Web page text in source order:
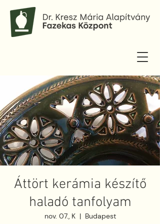
Áttört kerámia készítő
haladó tanfolyam
nov. 07., K
  |
Budapest